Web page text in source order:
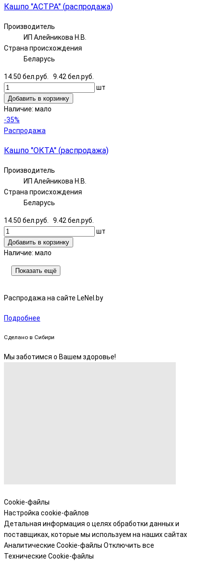
Кашпо "АСТРА" (распродажа)
Производитель
ИП Алейникова Н.В.
Страна происхождения
Беларусь
14.50 бел.руб.
9.42 бел.руб.
шт
Добавить в корзинку
Наличие: мало
-35%
Распродажа
Кашпо "ОКТА" (распродажа)
Производитель
ИП Алейникова Н.В.
Страна происхождения
Беларусь
14.50 бел.руб.
9.42 бел.руб.
шт
Добавить в корзинку
Наличие: мало
Показать ещё
Распродажа на сайте LeNel.by
Подробнее
Сделано в Сибири
Мы заботимся о Вашем здоровье!
Cookie-файлы
Настройка cookie-файлов
Детальная информация о целях обработки данных и
поставщиках, которые мы используем на наших сайтах
Аналитические Cookie-файлы Отключить все
Технические Cookie-файлы